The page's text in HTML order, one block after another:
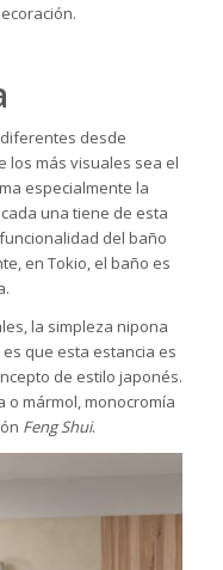
desde
los más visuales sea el
especialmente la
una tiene de esta
del baño
en Tokio, el baño es
la simpleza nipona
que esta estancia es
de estilo japonés.
o mármol, monocromía
Feng Shui.